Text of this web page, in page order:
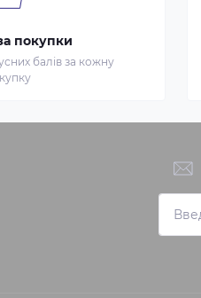
покупки
балів за кожну